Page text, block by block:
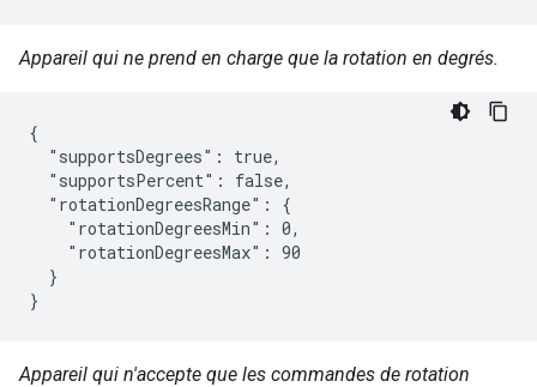
Appareil qui ne prend en charge que la rotation en degrés.
{
  "supportsDegrees": true,
  "supportsPercent": false,
  "rotationDegreesRange": {
    "rotationDegreesMin": 0,
    "rotationDegreesMax": 90
  }
}
Appareil qui n'accepte que les commandes de rotation